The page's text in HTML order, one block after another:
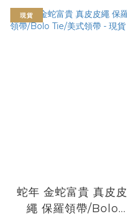
現貨
蛇年 金蛇富貴 真皮皮
繩 保羅領帶/Bolo